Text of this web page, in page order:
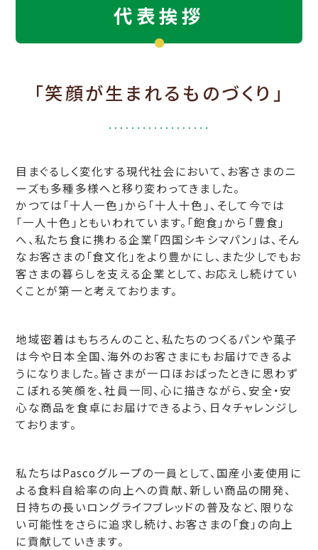
代表挨拶
「笑顔が生まれるものづくり」
目まぐるしく変化する現代社会において、お客さまのニ
ーズも多種多様へと移り変わってきました。
かつては「十人一色」から「十人十色」、そして今では
「一人十色」ともいわれています。「飽食」から「豊食」
へ、私たち食に携わる企業「四国シキシマパン」は、そん
なお客さまの「食文化」をより豊かにし、また少しでもお
客さまの暮らしを支える企業として、お応えし続けてい
くことが第一と考えております。
地域密着はもちろんのこと、私たちのつくるパンや菓子
は今や日本全国、海外のお客さまにもお届けできるよ
うになりました。皆さまが一口ほおばったときに思わず
こぼれる笑顔を、社員一同、心に描きながら、安全・安
心な商品を食卓にお届けできるよう、日々チャレンジし
ております。
私たちはPascoグループの一員として、国産小麦使用に
よる食料自給率の向上への貢献、新しい商品の開発、
日持ちの長いロングライフブレッドの普及など、限りな
い可能性をさらに追求し続け、お客さまの「食」の向上
に貢献していきます。